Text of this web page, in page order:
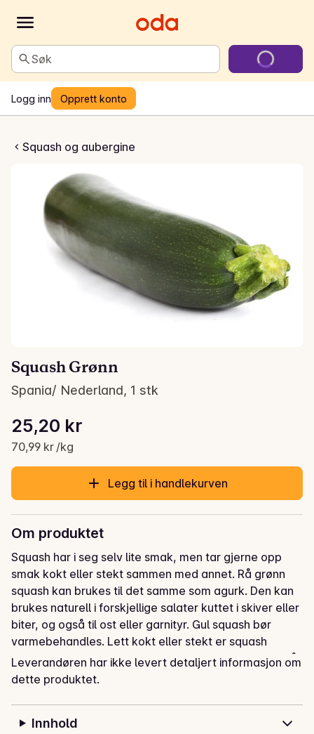
Søk
Logg inn Opprett konto
Squash og aubergine
Grønn
Squash Grønn
Spania/ Nederland, 1 stk
Gjeldende pris er: 25,20 kr
25,20 kr
70,99 kr /kg
Stykkpris: 70,99 kr /kg
Legg til i handlekurven
Om produktet
Squash har i seg selv lite smak, men tar gjerne opp
smak kokt eller stekt sammen med annet. Rå grønn
squash kan brukes til det samme som agurk. Den kan
brukes naturell i forskjellige salater kuttet i skiver eller
biter, og også til ost eller garnityr. Gul squash bør
varmebehandles. Lett kokt eller stekt er squash
ypperlig som tilbehør til kjøtt og fisk. Squash kan også
deles i to, fylles med kjøttdeig og hakket løk og
grønnsakgryte.
Leverandøren har ikke levert detaljert informasjon om
dette produktet.
Innhold